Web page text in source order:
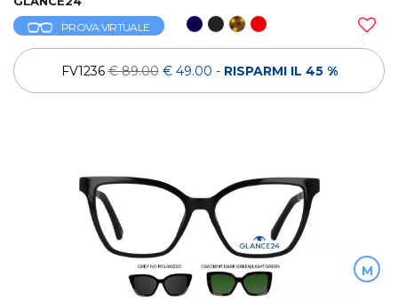
PROVA VIRTUALE
FV1236€ 89.00 € 49.00 - RISPARMI IL 45 %
M